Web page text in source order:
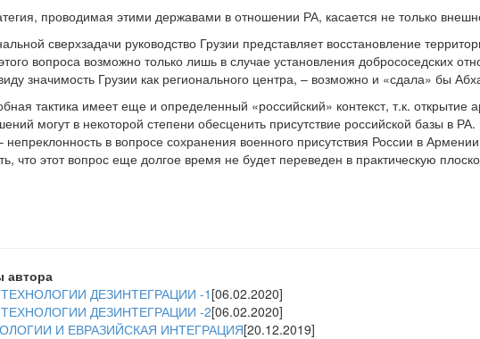
проводимая этими державами в отношении РА, касается не только
сверхзадачи руководство Грузии представляет восстановление
вопроса возможно только лишь в случае установления добрососедских
значимость Грузии как регионального центра, – возможно и «сдала» бы
тактика имеет еще и определенный «российский» контекст, т.к.
могут в некоторой степени обесценить присутствие российской базы в
непреклонность в вопросе сохранения военного присутствия России в
что этот вопрос еще долгое время не будет переведен в практическую
автора
ДЕЗИНТЕГРАЦИИ -1 [06.02.2020]
ДЕЗИНТЕГРАЦИИ -2[06.02.2020]
И ЕВРАЗИЙСКАЯ ИНТЕГРАЦИЯ[20.12.2019]